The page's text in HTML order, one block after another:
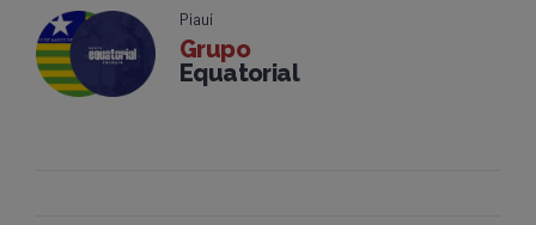
Piauí
Grupo
Equatorial